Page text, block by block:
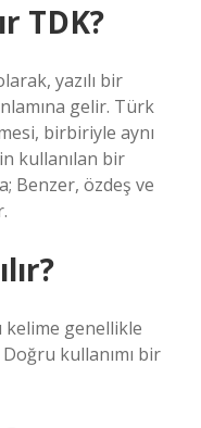
TDK?
yazılı bir
gelir. Türk
birbiriyle aynı
kullanılan bir
Benzer, özdeş ve
kelime genellikle
kullanımı bir